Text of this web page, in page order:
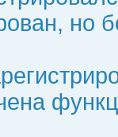
но